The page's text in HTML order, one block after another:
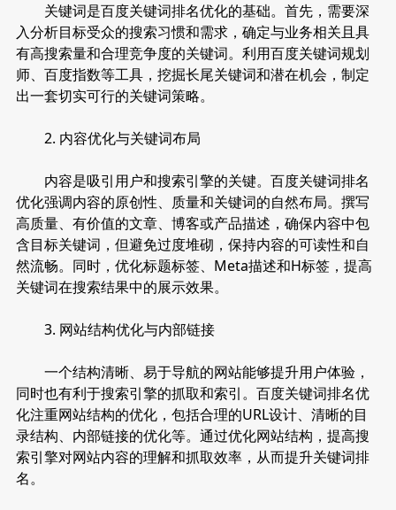
关键词是百度关键词排名优化的基础。首先，需要深
入分析目标受众的搜索习惯和需求，确定与业务相关且具
有高搜索量和合理竞争度的关键词。利用百度关键词规划
师、百度指数等工具，挖掘长尾关键词和潜在机会，制定
出一套切实可行的关键词策略。
2. 内容优化与关键词布局
内容是吸引用户和搜索引擎的关键。百度关键词排名
优化强调内容的原创性、质量和关键词的自然布局。撰写
高质量、有价值的文章、博客或产品描述，确保内容中包
含目标关键词，但避免过度堆砌，保持内容的可读性和自
然流畅。同时，优化标题标签、Meta描述和H标签，提高
关键词在搜索结果中的展示效果。
3. 网站结构优化与内部链接
一个结构清晰、易于导航的网站能够提升用户体验，
同时也有利于搜索引擎的抓取和索引。百度关键词排名优
化注重网站结构的优化，包括合理的URL设计、清晰的目
录结构、内部链接的优化等。通过优化网站结构，提高搜
索引擎对网站内容的理解和抓取效率，从而提升关键词排
名。